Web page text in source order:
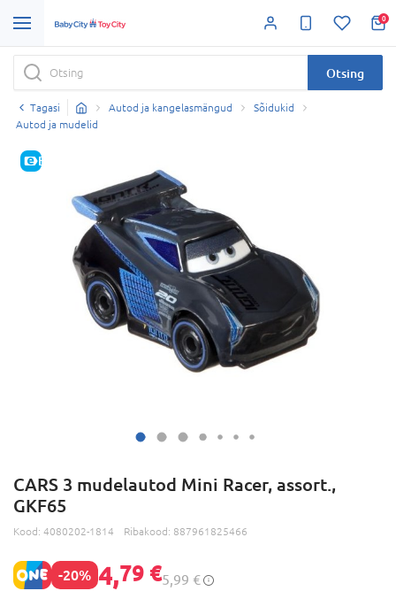
0
Otsing
Tagasi Autod ja kangelasmängud
Sõidukid
Autod ja mudelid
E-HIND
CARS 3 mudelautod Mini Racer, assort.,
GKF65
Kood: 4080202-1814 Ribakood: 887961825466
-20% 4,79 €5,99 €